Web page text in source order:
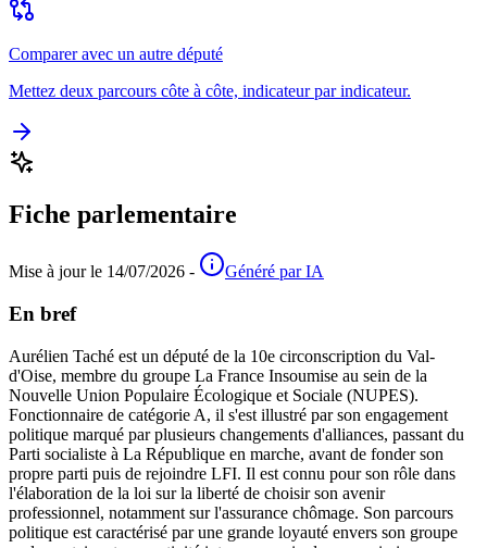
Comparer avec un autre député
Mettez deux parcours côte à côte, indicateur par indicateur.
Fiche parlementaire
Mise à jour le 14/07/2026 - Généré par IA
En bref
Aurélien Taché est un député de la 10e circonscription du Val-
d'Oise, membre du groupe La France Insoumise au sein de la
Nouvelle Union Populaire Écologique et Sociale (NUPES).
Fonctionnaire de catégorie A, il s'est illustré par son engagement
politique marqué par plusieurs changements d'alliances, passant du
Parti socialiste à La République en marche, avant de fonder son
propre parti puis de rejoindre LFI. Il est connu pour son rôle dans
l'élaboration de la loi sur la liberté de choisir son avenir
professionnel, notamment sur l'assurance chômage. Son parcours
politique est caractérisé par une grande loyauté envers son groupe